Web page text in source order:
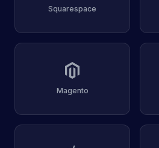
Squarespace
Magento